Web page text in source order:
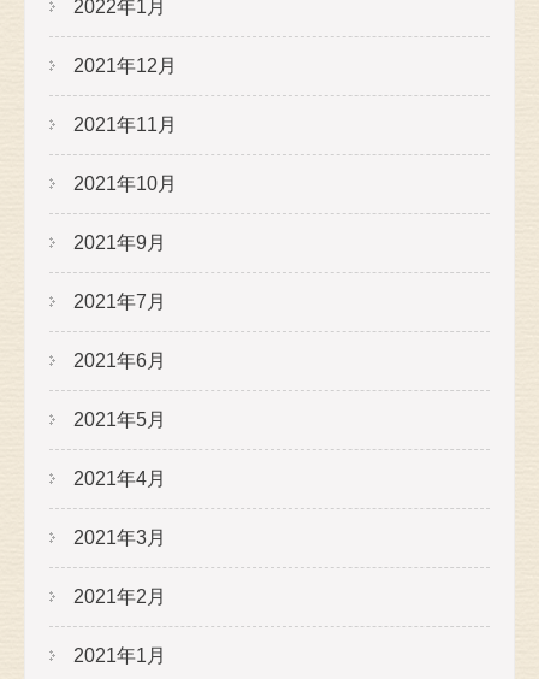
2022年1月
2021年12月
2021年11月
2021年10月
2021年9月
2021年7月
2021年6月
2021年5月
2021年4月
2021年3月
2021年2月
2021年1月